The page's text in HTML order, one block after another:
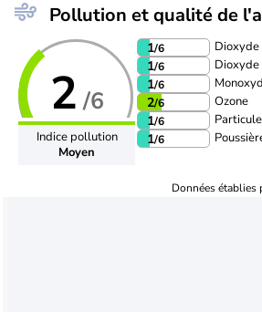
Pollution et qualité de
2 /6
Indice pollution
Moyen
1/6
1/6 Dioxyde
1/6
2/6 Ozone
1/6
1/6
Données établies